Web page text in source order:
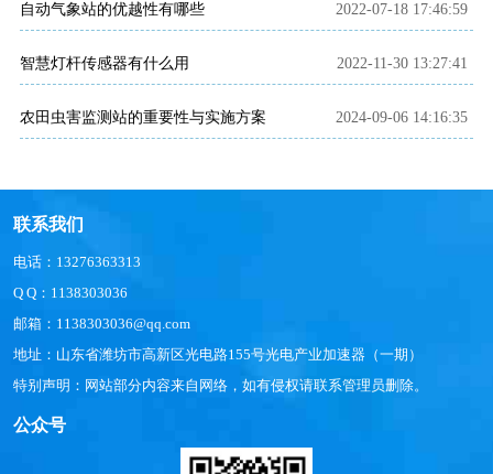
自动气象站的优越性有哪些 2022-07-18 17:46:59
智慧灯杆传感器有什么用 2022-11-30 13:27:41
农田虫害监测站的重要性与实施方案 2024-09-06 14:16:35
联系我们
电话：13276363313
Q Q：1138303036
邮箱：1138303036@qq.com
地址：山东省潍坊市高新区光电路155号光电产业加速器（一期）
特别声明：网站部分内容来自网络，如有侵权请联系管理员删除。
公众号